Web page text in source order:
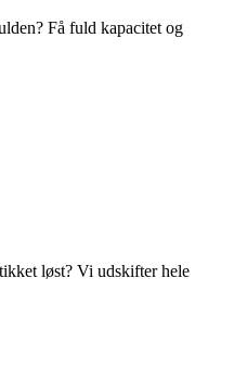
Få fuld kapacitet og
løst? Vi udskifter hele